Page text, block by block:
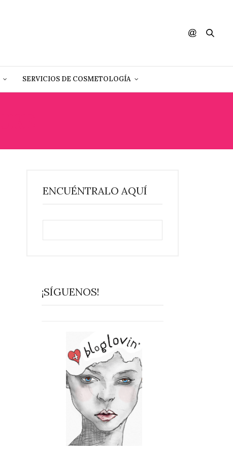
SERVICIOS DE COSMETOLOGÍA
ENCUÉNTRALO AQUÍ
¡SÍGUENOS!